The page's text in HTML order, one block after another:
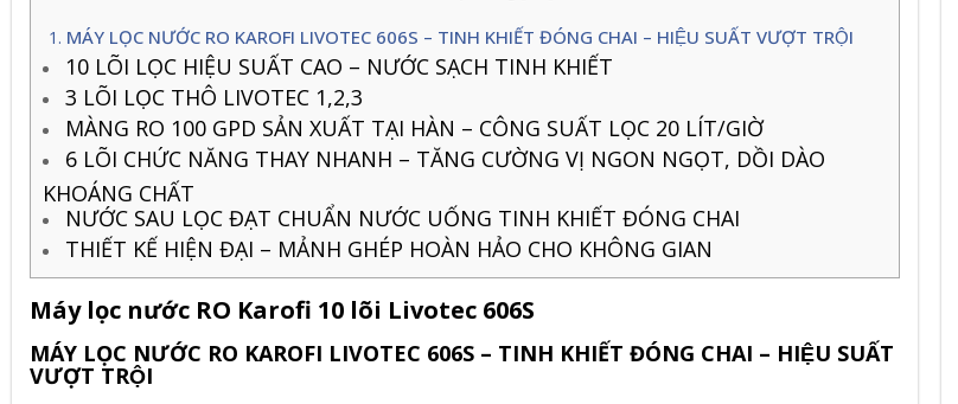
MÁY LỌC NƯỚC RO KAROFI LIVOTEC 606S – TINH KHIẾT ĐÓNG CHAI – HIỆU SUẤT VƯỢT TRỘI
10 LÕI LỌC HIỆU SUẤT CAO – NƯỚC SẠCH TINH KHIẾT
3 LÕI LỌC THÔ LIVOTEC 1,2,3
MÀNG RO 100 GPD SẢN XUẤT TẠI HÀN – CÔNG SUẤT LỌC 20 LÍT/GIỜ
6 LÕI CHỨC NĂNG THAY NHANH – TĂNG CƯỜNG VỊ NGON NGỌT, DỒI DÀO
KHOÁNG CHẤT
NƯỚC SAU LỌC ĐẠT CHUẨN NƯỚC UỐNG TINH KHIẾT ĐÓNG CHAI
THIẾT KẾ HIỆN ĐẠI – MẢNH GHÉP HOÀN HẢO CHO KHÔNG GIAN
Máy lọc nước RO Karofi 10 lõi Livotec 606S
MÁY LỌC NƯỚC RO KAROFI LIVOTEC 606S – TINH KHIẾT ĐÓNG CHAI – HIỆU SUẤT
VƯỢT TRỘI